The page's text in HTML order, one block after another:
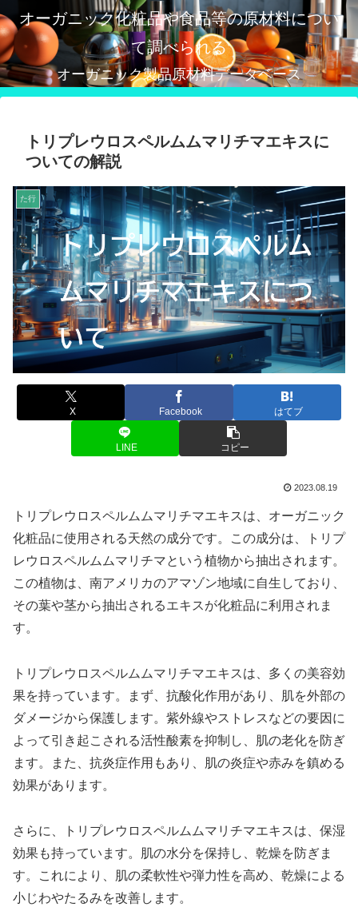
オーガニック化粧品や食品等の原材料につい
て調べられる
オーガニック製品原材料データベース
トリプレウロスペルムムマリチマエキスに
ついての解説
た行
X Facebook はてブ
LINE コピー
2023.08.19
トリプレウロスペルムムマリチマエキスは、オーガニック
化粧品に使用される天然の成分です。この成分は、トリプ
レウロスペルムムマリチマという植物から抽出されます。
この植物は、南アメリカのアマゾン地域に自生しており、
その葉や茎から抽出されるエキスが化粧品に利用されま
す。
トリプレウロスペルムムマリチマエキスは、多くの美容効
果を持っています。まず、抗酸化作用があり、肌を外部の
ダメージから保護します。紫外線やストレスなどの要因に
よって引き起こされる活性酸素を抑制し、肌の老化を防ぎ
ます。また、抗炎症作用もあり、肌の炎症や赤みを鎮める
効果があります。
さらに、トリプレウロスペルムムマリチマエキスは、保湿
効果も持っています。肌の水分を保持し、乾燥を防ぎま
す。これにより、肌の柔軟性や弾力性を高め、乾燥による
小じわやたるみを改善します。